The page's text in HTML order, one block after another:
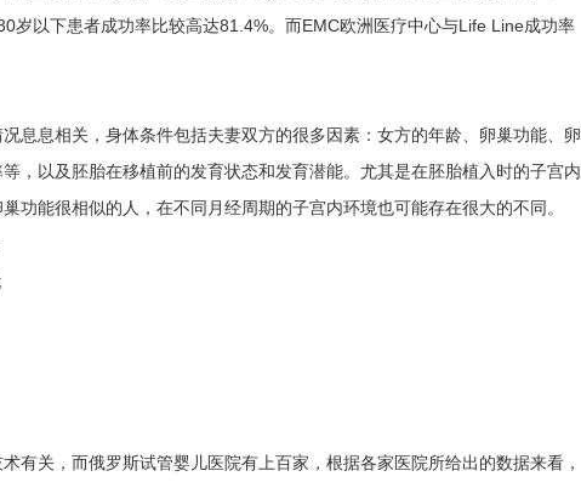
岁以下患者成功率比较高达81.4%。而EMC欧洲医疗中心与Life Line成功率
息相关，身体条件包括夫妻双方的很多因素：女方的年龄、卵巢功能、卵
，以及胚胎在移植前的发育状态和发育潜能。尤其是在胚胎植入时的子宫内
功能很相似的人，在不同月经周期的子宫内环境也可能存在很大的不同。
关，而俄罗斯试管婴儿医院有上百家，根据各家医院所给出的数据来看，